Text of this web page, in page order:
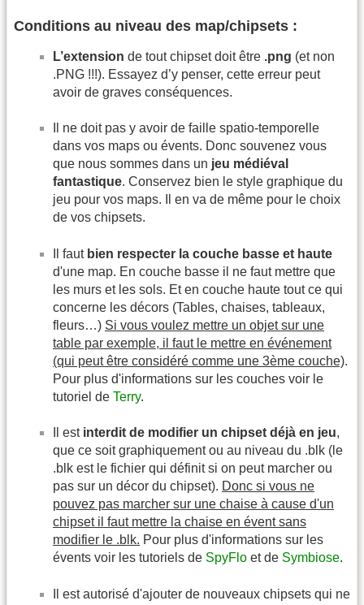
Conditions au niveau des map/chipsets :
L’extension de tout chipset doit être .png (et non
.PNG !!!). Essayez d’y penser, cette erreur peut
avoir de graves conséquences.
Il ne doit pas y avoir de faille spatio-temporelle
dans vos maps ou évents. Donc souvenez vous
que nous sommes dans un jeu médiéval
fantastique. Conservez bien le style graphique du
jeu pour vos maps. Il en va de même pour le choix
de vos chipsets.
Il fautbien respecter la couche basse et haute
d'une map. En couche basse il ne faut mettre que
les murs et les sols. Et en couche haute tout ce qui
concerne les décors (Tables, chaises, tableaux,
fleurs…) Si vous voulez mettre un objet sur une
table par exemple, il faut le mettre en événement
(qui peut être considéré comme une 3ème couche).
Pour plus d'informations sur les couches voir le
tutoriel de Terry.
Il est interdit de modifier un chipset déjà en jeu,
que ce soit graphiquement ou au niveau du .blk (le
.blk est le fichier qui définit si on peut marcher ou
pas sur un décor du chipset). Donc si vous ne
pouvez pas marcher sur une chaise à cause d'un
chipset il faut mettre la chaise en évent sans
modifier le .blk. Pour plus d'informations sur les
évents voir les tutoriels de SpyFlo et de Symbiose.
Il est autorisé d'ajouter de nouveaux chipsets qui ne